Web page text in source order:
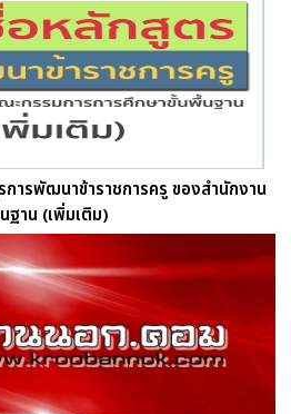
การพัฒนาข้าราชการครู ของสำนักงาน
ฐาน (เพิ่มเติม)